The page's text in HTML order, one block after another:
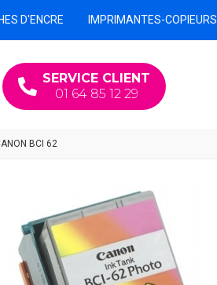
SERVICE CLIENT
01 64 85 12 29
D'ENCRE IMPRIMANTES-COPIEURS
BCI 62